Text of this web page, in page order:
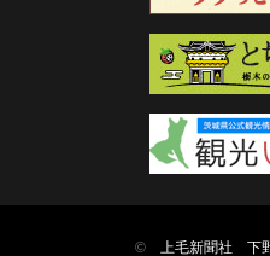
© 上毛新聞社 下